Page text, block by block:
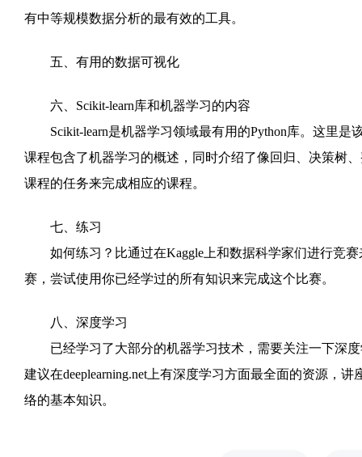
有中等规模数据分析的最有效的工具。
五、有用的数据可视化
六、Scikit-learn库和机器学习的内容
Scikit-learn是机器学习领域最有用的Python库。这里是
课程包含了机器学习的概述，同时介绍了像回归、决策树
课程的任务来完成相应的课程。
七、练习
如何练习？比通过在Kaggle上和数据科学家们进行竞赛
赛，尝试使用你已经学过的所有知识来完成这个比赛。
八、深度学习
已经学习了大部分的机器学习技术，需要关注一下深度
建议在deeplearning.net上有深度学习方面最全面的资源，
络的基本知识。